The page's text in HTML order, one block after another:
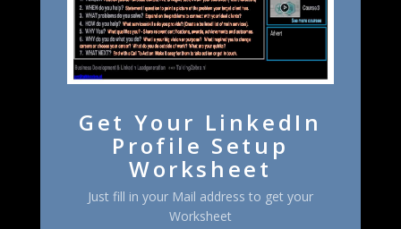
START VANDAAG
Get Your LinkedIn
Profile Setup
Worksheet
Just fill in your Mail address to get your
Worksheet